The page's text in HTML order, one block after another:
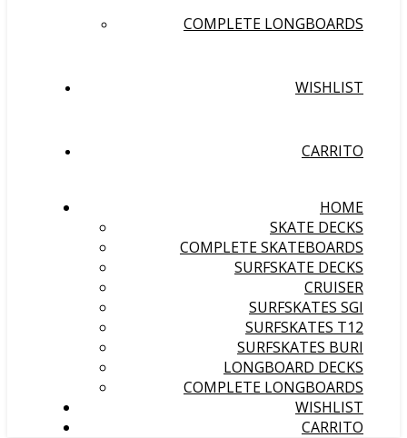
COMPLETE LONGBOARDS
WISHLIST
CARRITO
HOME
SKATE DECKS
COMPLETE SKATEBOARDS
SURFSKATE DECKS
CRUISER
SURFSKATES SGI
SURFSKATES T12
SURFSKATES BURI
LONGBOARD DECKS
COMPLETE LONGBOARDS
WISHLIST
CARRITO